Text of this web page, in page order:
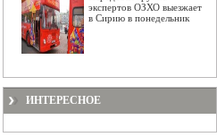
экспертов ОЗХО выезжает
в Сирию в понедельник
ИНТЕРЕСНОЕ